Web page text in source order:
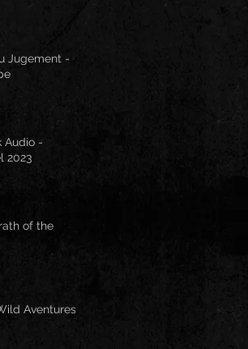
Jugement -
Audio -
2023
of the
Aventures